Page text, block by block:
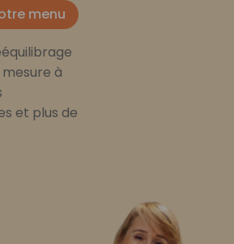
menu
à
et plus de